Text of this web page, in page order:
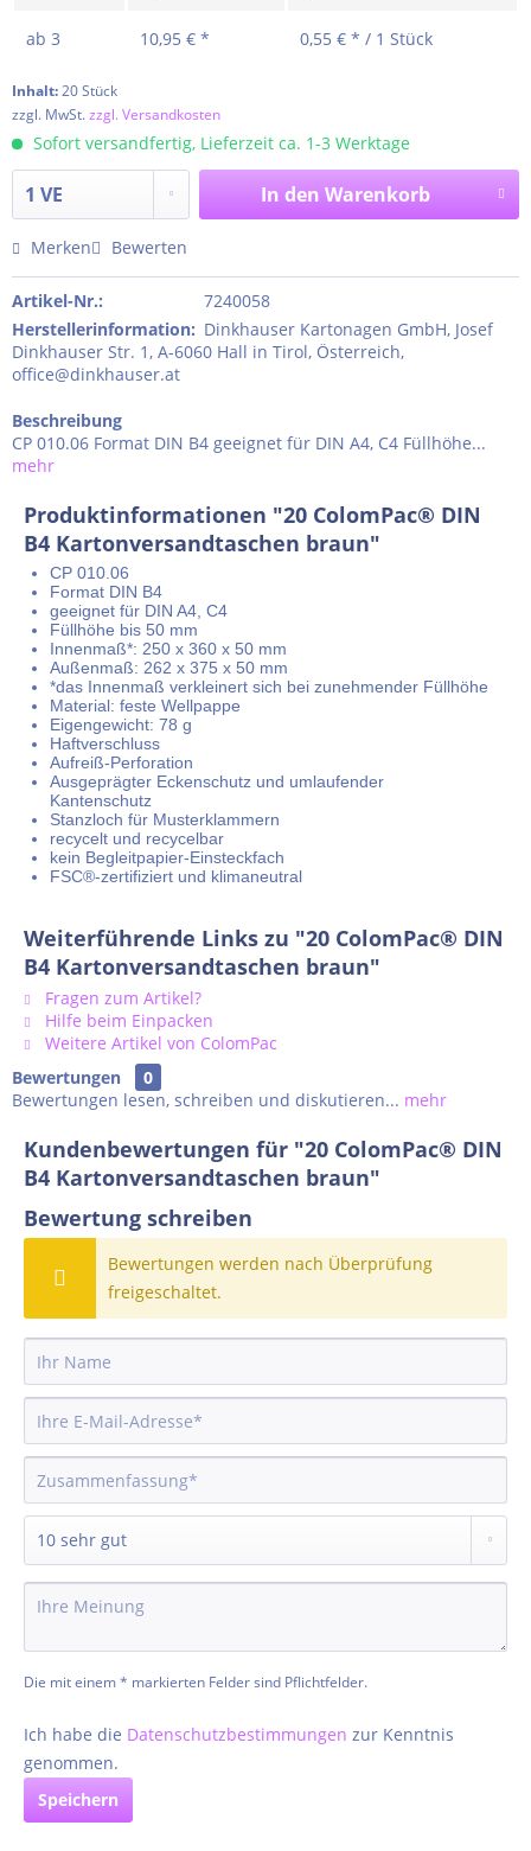
ab 3 10,95 € * 0,55 € * / 1 Stück
Inhalt:20 Stück
zzgl. MwSt.zzgl. Versandkosten
Sofort versandfertig, Lieferzeit ca. 1-3 Werktage
In den Warenkorb
Merken Bewerten
Artikel-Nr.:
7240058
Herstellerinformation: Dinkhauser Kartonagen GmbH, Josef
Dinkhauser Str. 1, A-6060 Hall in Tirol, Österreich,
office@dinkhauser.at
Beschreibung
CP 010.06 Format DIN B4 geeignet für DIN A4, C4 Füllhöhe...
mehr
Produktinformationen "20 ColomPac® DIN
B4 Kartonversandtaschen braun"
CP 010.06
Format DIN B4
geeignet für DIN A4, C4
Füllhöhe bis 50 mm
Innenmaß*: 250 x 360 x 50 mm
Außenmaß: 262 x 375 x 50 mm
*das Innenmaß verkleinert sich bei zunehmender Füllhöhe
Material: feste Wellpappe
Eigengewicht: 78 g
Haftverschluss
Aufreiß-Perforation
Ausgeprägter Eckenschutz und umlaufender
Kantenschutz
Stanzloch für Musterklammern
recycelt und recycelbar
kein Begleitpapier-Einsteckfach
FSC®-zertifiziert und klimaneutral
Weiterführende Links zu "20 ColomPac® DIN
B4 Kartonversandtaschen braun"
Fragen zum Artikel?
Hilfe beim Einpacken
Weitere Artikel von ColomPac
Bewertungen
0
Bewertungen lesen, schreiben und diskutieren... mehr
Kundenbewertungen für "20 ColomPac® DIN
B4 Kartonversandtaschen braun"
Bewertung schreiben
Bewertungen werden nach Überprüfung
freigeschaltet.
Die mit einem * markierten Felder sind Pflichtfelder.
Ich habe die Datenschutzbestimmungen zur Kenntnis
genommen.
Speichern